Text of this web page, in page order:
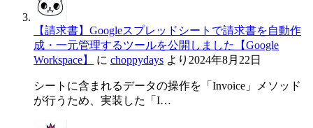
【請求書】Googleスプレッドシートで請求書を自動作
成・一元管理するツールを公開しました【Google
Workspace】
に choppydays より 2024年8月22日
シートに含まれるデータの操作を「Invoice」メソッド
が行うため、実装した「I…